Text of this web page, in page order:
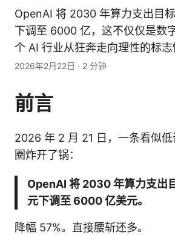
OpenAI 将 2030 年算力支出目
下调至 6000 亿，这不仅仅是数
个 AI 行业从狂奔走向理性的标志
2026年2月22日 · 2 分钟
前言
2026 年 2 月 21 日，一条看似
圈炸开了锅：
OpenAI 将 2030 年算力支出
元下调至 6000 亿美元。
降幅 57%。直接腰斩还多。